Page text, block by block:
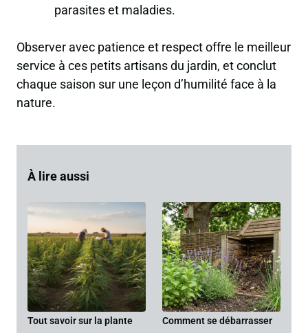
parasites et maladies.
Observer avec patience et respect offre le meilleur
service à ces petits artisans du jardin, et conclut
chaque saison sur une leçon d’humilité face à la
nature.
À lire aussi
Tout savoir sur la plante
Comment se débarrasser